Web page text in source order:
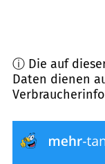
ⓘ Die auf
Daten dienen